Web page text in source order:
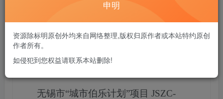
您当前未登录！建议登陆后购买，可保存购买订单
无锡市“城市伯乐计划”项目 JSZC-
申明
资源除标明原创外均来自网络整理,版权归原作者或本站特约原创
作者所有。
如侵犯到您权益请联系本站删除!